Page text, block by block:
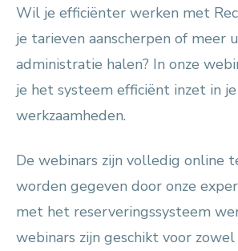
Wil je efficiënter werken met
je tarieven aanscherpen of meer
administratie halen? In onze
je het systeem efficiënt inzet in
werkzaamheden.
De webinars zijn volledig online
worden gegeven door onze
met het reserveringssysteem
webinars zijn geschikt voor